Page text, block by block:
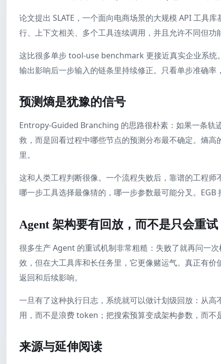
论文提出 SLATE，一个面向电商场景的大规模 API 工具
行、上下文相关、多个工具连续调用，并且允许不同但功
这比很多单步 tool-use benchmark 更接近真实企业系统
输出影响后一步输入的链条里持续修正。只看单步准确
预测熵是犹豫的信号
Entropy-Guided Branching 的思路很朴素：如果一条轨
救，而是回看过程中哪些节点的预测分布最不确定。熵
里。
这和人类工程判断很像。一个流程失败后，靠谱的工程
哪一步工具选择最像猜的，哪一步参数最可能分叉。EGB
Agent 架构要有回放，而不是只会重试
很多生产 Agent 的重试机制非常粗糙：失败了就再问一
效，但在大工具库和长任务里，它更像赌运气。真正有
返回和后续影响。
一旦有了这种执行日志，系统就可以做计划级回放：从
用，而不是浪费 token；把搜索预算变成架构参数，而不
来源与延伸阅读